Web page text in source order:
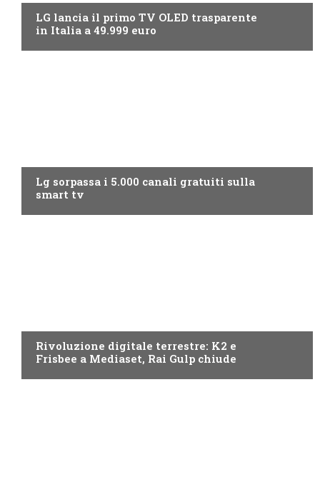
LG lancia il primo TV OLED trasparente
in Italia a 49.999 euro
Lg sorpassa i 5.000 canali gratuiti sulla
smart tv
Rivoluzione digitale terrestre: K2 e
Frisbee a Mediaset, Rai Gulp chiude